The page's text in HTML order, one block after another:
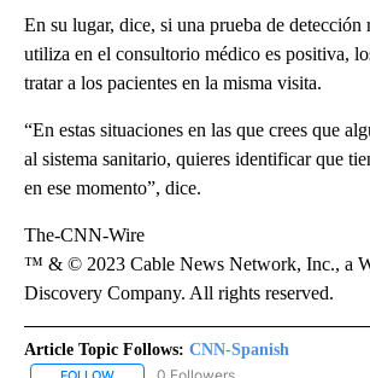
En su lugar, dice, si una prueba de detección
utiliza en el consultorio médico es positiva,
tratar a los pacientes en la misma visita.
“En estas situaciones en las que crees que
al sistema sanitario, quieres identificar que
en ese momento”, dice.
The-CNN-Wire
™ & © 2023 Cable News Network, Inc., a
Discovery Company. All rights reserved.
Article Topic Follows: CNN-Spanish